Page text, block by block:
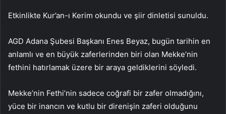
Etkinlikte Kur’an-ı Kerim okundu ve şiir dinletisi sunuldu.
AGD Adana Şubesi Başkanı Enes Beyaz, bugün tarihin en
anlamlı ve en büyük zaferlerinden biri olan Mekke’nin
fethini hatırlamak üzere bir araya geldiklerini söyledi.
Mekke’nin Fethi’nin sadece coğrafi bir zafer olmadığını,
yüce bir inancın ve kutlu bir direnişin zaferi olduğunu